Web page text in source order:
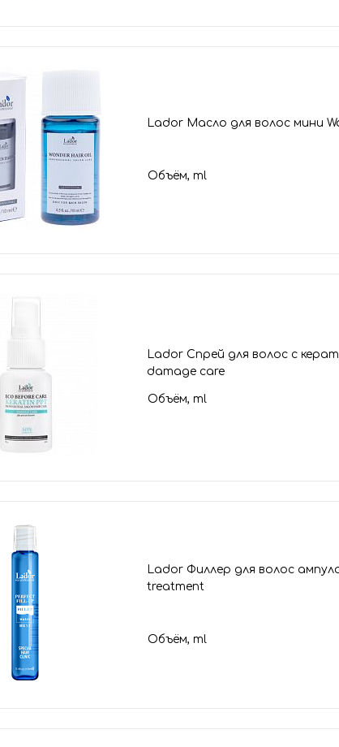
Lador Масло для волос мини
Объём, ml
Lador Спрей для волос с
damage care
Объём, ml
Lador Филлер для волос
treatment
Объём, ml